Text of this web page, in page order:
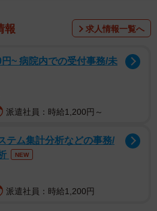
報 求人情報一覧へ
~ 病院内での受付事務/未
派遣社員：時給1,200円～
テム集計分析などの事務/
NEW
派遣社員：時給1,200円